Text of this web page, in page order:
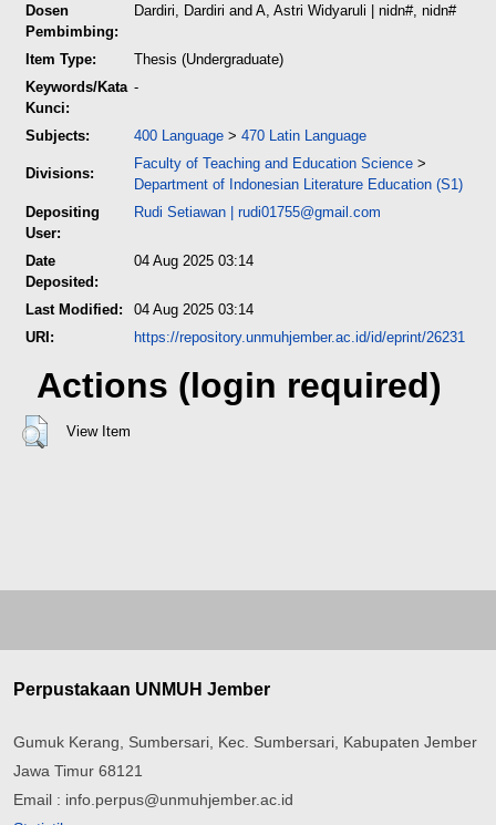
Dosen
Pembimbing:
Dardiri, Dardiri and A, Astri Widyaruli | nidn#, nidn#
Item Type:
Thesis (Undergraduate)
Keywords/Kata
Kunci:
-
Subjects: 400 Language > 470 Latin Language
Divisions:
Faculty of Teaching and Education Science >
Department of Indonesian Literature Education (S1)
Depositing
User:
Rudi Setiawan | rudi01755@gmail.com
Date
Deposited:
04 Aug 2025 03:14
Last Modified:
04 Aug 2025 03:14
URI:
https://repository.unmuhjember.ac.id/id/eprint/26231
Actions (login required)
View Item
Perpustakaan UNMUH Jember
Gumuk Kerang, Sumbersari, Kec. Sumbersari, Kabupaten Jember
Jawa Timur 68121
Email : info.perpus@unmuhjember.ac.id